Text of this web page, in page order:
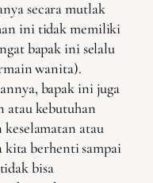
secara mutlak
ini tidak memiliki
bapak ini selalu
wanita).
bapak ini juga
atau kebutuhan
atau
berhenti sampai
bisa